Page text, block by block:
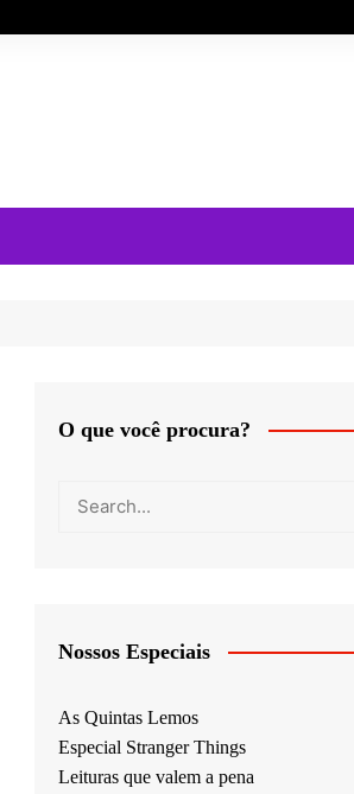
O que você procura?
Nossos Especiais
As Quintas Lemos
Especial Stranger Things
Leituras que valem a pena